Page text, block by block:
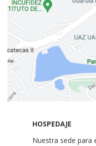
HOSPEDAJE
Nuestra sede para